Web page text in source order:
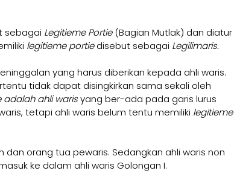
sebagai Legitieme Portie (Bagian Mutlak) dan diatur
legitieme portie disebut sebagai Legilimaris.
yang harus diberikan kepada ahli waris.
tidak dapat disingkirkan sama sekali oleh
adalah ahli waris yang ber-ada pada garis lurus
tetapi ahli waris belum tentu memiliki legitieme
dan orang tua pewaris. Sedangkan ahli waris non
ke dalam ahli waris Golongan I.